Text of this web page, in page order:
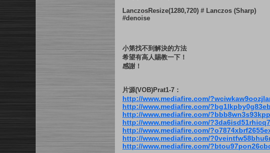
LanczosResize(1280,720) # Lanczos (Sharp)
#denoise
小第找不到解決的方法
希望有高人賜教一下！
感謝！
片源(VOB)Prat1-7：
http://www.mediafire.com/
http://www.mediafire.com/
http://www.mediafire.com/
http://www.mediafire.com/?3da6isd51rhicq7
http://www.mediafire.com/
http://www.mediafire.com/
http://www.mediafire.com/